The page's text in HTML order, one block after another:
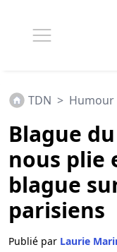
TDN > Humour
Blague
nous plie
blague
parisiens
Publié par Laurie